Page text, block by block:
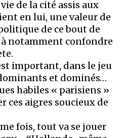
de la cité assis aux
en lui, une valeur de
de ce bout de
notamment confondre
important, dans le jeu
et dominés…
habiles « parisiens »
ces aigres soucieux de
fois, tout va se jouer